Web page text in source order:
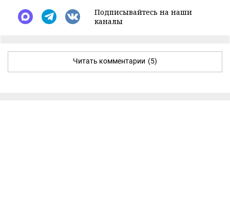
Подписывайтесь на наши
каналы
Читать комментарии (5)